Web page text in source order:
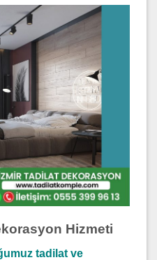
Hizmeti
tadilat ve